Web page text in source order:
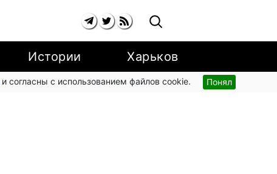
Истории Харьков
и согласны с использованием файлов cookie. Понял